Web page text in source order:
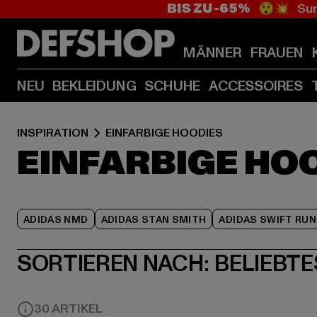
BIS ZU -65% 😲💥
MÄNNER FRAUEN
NEU BEKLEIDUNG SCHUHE ACCESSOIRES
INSPIRATION EINFARBIGE HOODIES
EINFARBIGE
ADIDAS NMD ADIDAS STAN SMITH ADIDAS SWIFT RUN
SORTIEREN NACH:
30 ARTIKEL